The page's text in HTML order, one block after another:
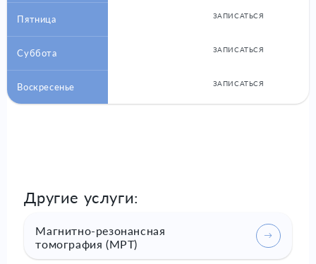
Пятница ЗАПИСАТЬСЯ
Суббота ЗАПИСАТЬСЯ
Воскресенье ЗАПИСАТЬСЯ
Другие услуги:
Магнитно-резонансная
томография (МРТ)